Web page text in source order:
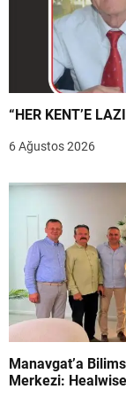
6 Ağustos 2026
Manavgat’a
Merkezi: Healwise